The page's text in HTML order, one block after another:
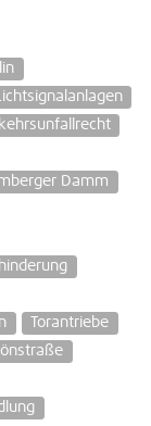
Lichtsignalanlagen
Damm
Torantriebe